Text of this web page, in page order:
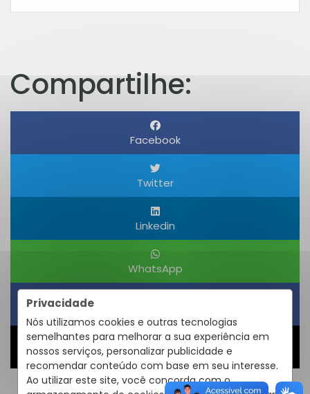
Privacidade
Nós utilizamos cookies e outras tecnologias
semelhantes para melhorar a sua experiência em
nossos serviços, personalizar publicidade e
recomendar conteúdo com base em seu interesse.
Ao utilizar este site, você concorda com o
Compartilhe:
Facebook
Twitter
Linkedin
WhatsApp
Compartilhar